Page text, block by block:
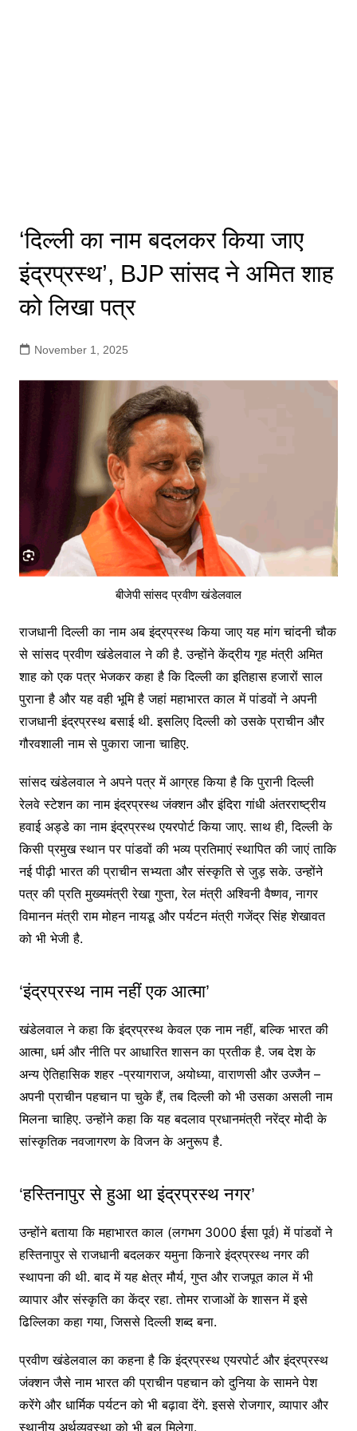
‘दिल्ली का नाम बदलकर किया जाए
इंद्रप्रस्थ’, BJP सांसद ने अमित शाह
को लिखा पत्र
November 1, 2025
बीजेपी सांसद प्रवीण खंडेलवाल
राजधानी दिल्ली का नाम अब इंद्रप्रस्थ किया जाए यह मांग चांदनी चौक
से सांसद प्रवीण खंडेलवाल ने की है. उन्होंने केंद्रीय गृह मंत्री अमित
शाह को एक पत्र भेजकर कहा है कि दिल्ली का इतिहास हजारों साल
पुराना है और यह वही भूमि है जहां महाभारत काल में पांडवों ने अपनी
राजधानी इंद्रप्रस्थ बसाई थी. इसलिए दिल्ली को उसके प्राचीन और
गौरवशाली नाम से पुकारा जाना चाहिए.
सांसद खंडेलवाल ने अपने पत्र में आग्रह किया है कि पुरानी दिल्ली
रेलवे स्टेशन का नाम इंद्रप्रस्थ जंक्शन और इंदिरा गांधी अंतरराष्ट्रीय
हवाई अड्डे का नाम इंद्रप्रस्थ एयरपोर्ट किया जाए. साथ ही, दिल्ली के
किसी प्रमुख स्थान पर पांडवों की भव्य प्रतिमाएं स्थापित की जाएं ताकि
नई पीढ़ी भारत की प्राचीन सभ्यता और संस्कृति से जुड़ सके. उन्होंने
पत्र की प्रति मुख्यमंत्री रेखा गुप्ता, रेल मंत्री अश्विनी वैष्णव, नागर
विमानन मंत्री राम मोहन नायडू और पर्यटन मंत्री गजेंद्र सिंह शेखावत
को भी भेजी है.
‘इंद्रप्रस्थ नाम नहीं एक आत्मा’
खंडेलवाल ने कहा कि इंद्रप्रस्थ केवल एक नाम नहीं, बल्कि भारत की
आत्मा, धर्म और नीति पर आधारित शासन का प्रतीक है. जब देश के
अन्य ऐतिहासिक शहर -प्रयागराज, अयोध्या, वाराणसी और उज्जैन –
अपनी प्राचीन पहचान पा चुके हैं, तब दिल्ली को भी उसका असली नाम
मिलना चाहिए. उन्होंने कहा कि यह बदलाव प्रधानमंत्री नरेंद्र मोदी के
सांस्कृतिक नवजागरण के विजन के अनुरूप है.
‘हस्तिनापुर से हुआ था इंद्रप्रस्थ नगर’
उन्होंने बताया कि महाभारत काल (लगभग 3000 ईसा पूर्व) में पांडवों ने
हस्तिनापुर से राजधानी बदलकर यमुना किनारे इंद्रप्रस्थ नगर की
स्थापना की थी. बाद में यह क्षेत्र मौर्य, गुप्त और राजपूत काल में भी
व्यापार और संस्कृति का केंद्र रहा. तोमर राजाओं के शासन में इसे
ढिल्लिका कहा गया, जिससे दिल्ली शब्द बना.
प्रवीण खंडेलवाल का कहना है कि इंद्रप्रस्थ एयरपोर्ट और इंद्रप्रस्थ
जंक्शन जैसे नाम भारत की प्राचीन पहचान को दुनिया के सामने पेश
करेंगे और धार्मिक पर्यटन को भी बढ़ावा देंगे. इससे रोजगार, व्यापार और
स्थानीय अर्थव्यवस्था को भी बल मिलेगा.